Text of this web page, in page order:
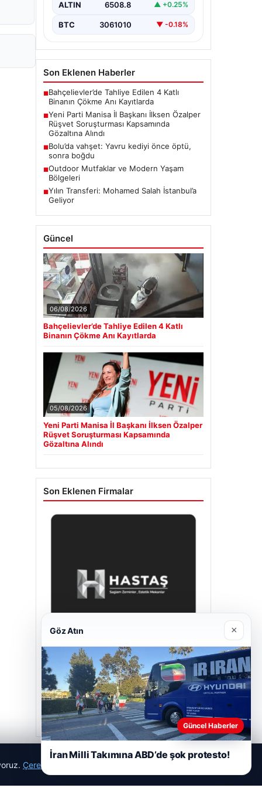
rüşvet soruşturmasında dikkat
Manisa…
ALTIN 6508.8 ▲ +0.25%
BTC 3061010 ▼ -0.18%
Son Eklenen Haberler
■Bahçelievler’de Tahliye Edilen 4 Katlı
Binanın Çökme Anı Kayıtlarda
■Yeni Parti Manisa İl Başkanı İlksen Özalper
Rüşvet Soruşturması Kapsamında
Gözaltına Alındı
■Bolu’da vahşet: Yavru kediyi önce öptü,
sonra boğdu
■Outdoor Mutfaklar ve Modern Yaşam
Bölgeleri
■Yılın Transferi: Mohamed Salah İstanbul’a
Geliyor
Güncel
06/08/2026
Bahçelievler’de Tahliye Edilen 4 Katlı
Binanın Çökme Anı Kayıtlarda
05/08/2026
Yeni Parti Manisa İl Başkanı İlksen Özalper
Rüşvet Soruşturması Kapsamında
Gözaltına Alındı
Son Eklenen Firmalar
Hastaş Beton
26/05/2026
Çerez Politikamız
Göz Atın ×
Güncel Haberler
İran Milli Takımına ABD’de şok protesto!